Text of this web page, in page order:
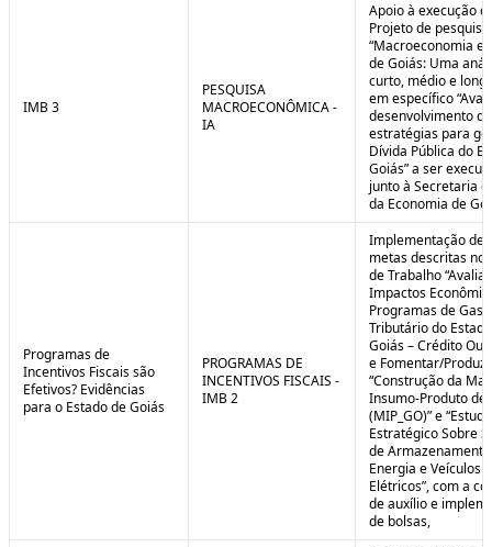
IMB 3
PESQUISA
MACROECONÔMICA -
IA
Apoio à execução
Projeto de pesquisa
“Macroeconomia e
de Goiás: Uma
curto, médio e
em específico
desenvolvimento de
estratégias para
Dívida Pública do
Goiás” a ser
junto à Secretaria
da Economia de
Programas de
Incentivos Fiscais são
Efetivos? Evidências
para o Estado de Goiás
PROGRAMAS DE
INCENTIVOS FISCAIS -
IMB 2
Implementação de
metas descritas
de Trabalho
Impactos
Programas de
Tributário do
Goiás – Crédito
e Fomentar/
“Construção da
Insumo-Produto de
(MIP_GO)” e “Estudo
Estratégico Sobre
de
Energia e Veículos
Elétricos”, com a
de auxílio e
de bolsas,